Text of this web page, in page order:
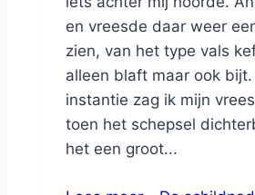
en vreesde daar weer
zien, van het type vals
alleen blaft maar ook
instantie zag ik mijn
toen het schepsel
het een groot...